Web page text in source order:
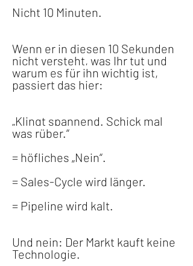
Nicht 10 Minuten.
Wenn er in diesen 10 Sekunden
nicht versteht, was Ihr tut und
warum es für ihn wichtig ist,
passiert das hier:
„Klingt spannend. Schick mal
was rüber.“
= höfliches „Nein“.
= Sales-Cycle wird länger.
= Pipeline wird kalt.
Und nein: Der Markt kauft keine
Technologie.